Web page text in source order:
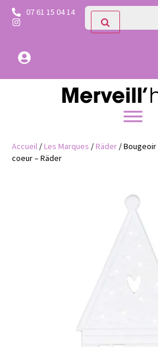
07 61 15 04 14
Accueil /Les Marques /Räder / Bougeoir
coeur – Räder